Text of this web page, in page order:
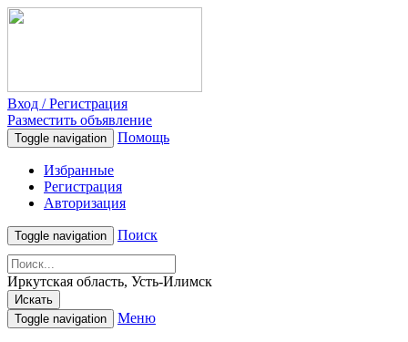
Вход / Регистрация
Разместить объявление
Toggle navigation Помощь
Избранные
Регистрация
Авторизация
Toggle navigation Поиск
Иркутская область, Усть-Илимск
Искать
Toggle navigation
Меню